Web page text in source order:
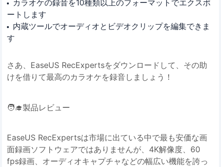
カラオケの録音を10種類以上のフォーマットでエクスポ
ートします
内蔵ツールでオーディオとビデオクリップを編集できま
す
さあ、EaseUS RecExpertsをダウンロードして、その助
けを借りて最高のカラオケを録音しましょう！
🧑‍🎓製品レビュー
EaseUS RecExpertsは市場に出ている中で最も安価な画
面録画ソフトウェアではありませんが、4K解像度、60
fps録画、オーディオキャプチャなどの幅広い機能を誇っ